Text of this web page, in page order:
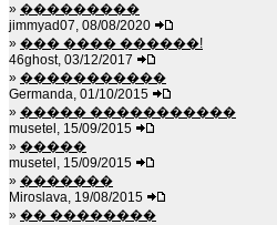
» ���������
jimmyad07, 08/08/2020
» ��� ���� ������!
46ghost, 03/12/2017
» �����������
Germanda, 01/10/2015
» ����� �����������
musetel, 15/09/2015
» �����
musetel, 15/09/2015
» �������
Miroslava, 19/08/2015
» �� ��������